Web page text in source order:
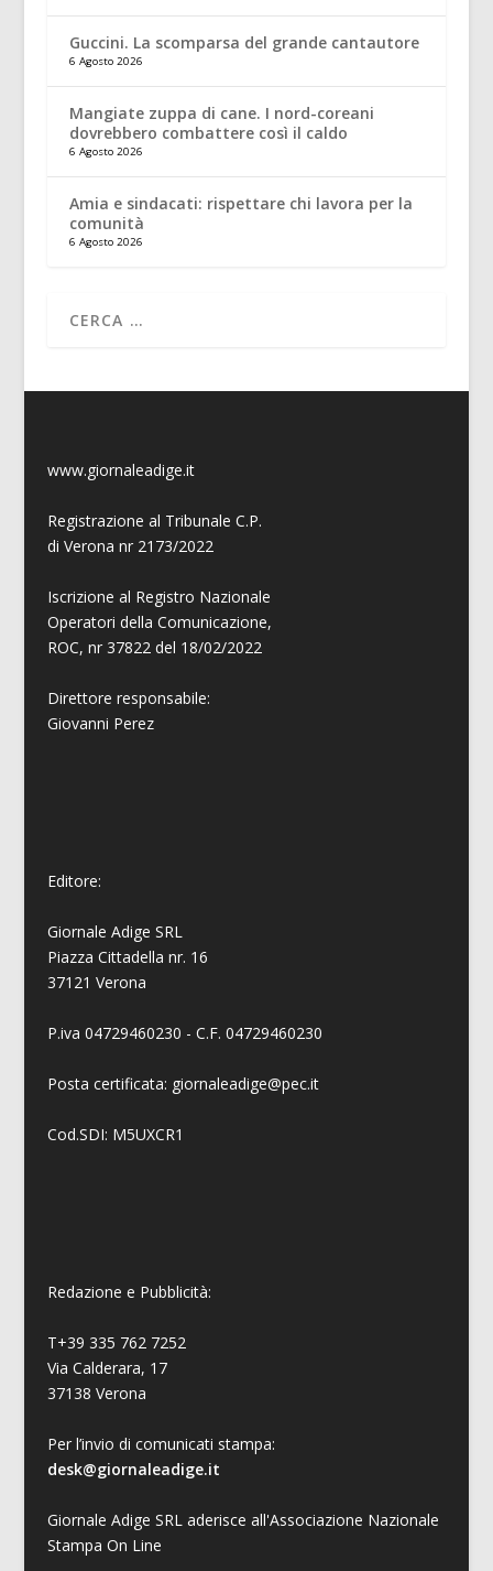
Guccini. La scomparsa del grande cantautore
6 Agosto 2026
Mangiate zuppa di cane. I nord-coreani
dovrebbero combattere così il caldo
6 Agosto 2026
Amia e sindacati: rispettare chi lavora per la
comunità
6 Agosto 2026
www.giornaleadige.it
Registrazione al Tribunale C.P.
di Verona nr 2173/2022
Iscrizione al Registro Nazionale
Operatori della Comunicazione,
ROC, nr 37822 del 18/02/2022
Direttore responsabile:
Giovanni Perez
Editore:
Giornale Adige SRL
Piazza Cittadella nr. 16
37121 Verona
P.iva 04729460230 - C.F. 04729460230
Posta certificata: giornaleadige@pec.it
Cod.SDI: M5UXCR1
Redazione e Pubblicità:
T+39 335 762 7252
Via Calderara, 17
37138 Verona
Per l’invio di comunicati stampa:
desk@giornaleadige.it
Giornale Adige SRL aderisce all'Associazione Nazionale
Stampa On Line